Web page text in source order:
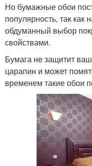
Но бумажные обои
популярность, так
обдуманный выбор
свойствами.
Бумага не защитит
царапин и может
временем такие обои